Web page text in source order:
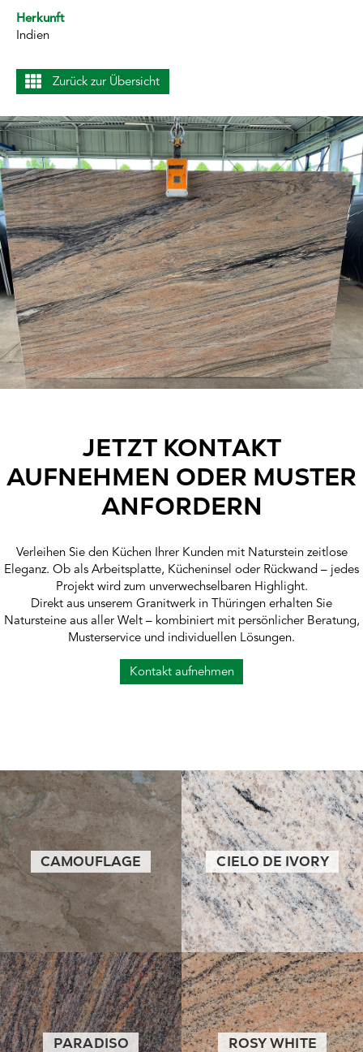
Herkunft
Indien
Zurück zur Übersicht
JETZT KONTAKT
AUFNEHMEN ODER MUSTER
ANFORDERN
Verleihen Sie den Küchen Ihrer Kunden mit Naturstein zeitlose
Eleganz. Ob als Arbeitsplatte, Kücheninsel oder Rückwand – jedes
Projekt wird zum unverwechselbaren Highlight.
Direkt aus unserem Granitwerk in Thüringen erhalten Sie
Natursteine aus aller Welt – kombiniert mit persönlicher Beratung,
Musterservice und individuellen Lösungen.
Kontakt aufnehmen
CAMOUFLAGE CIELO DE IVORY
PARADISO ROSY WHITE